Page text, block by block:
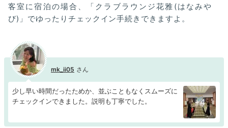
客室に宿泊の場合、「クラブラウンジ花雅(はなみや
び)」でゆったりチェックイン手続きできますよ。
mk_ii05
少し早い時間だったためか、並ぶこともなくスムーズに
チェックインできました。説明も丁寧でした。
+4